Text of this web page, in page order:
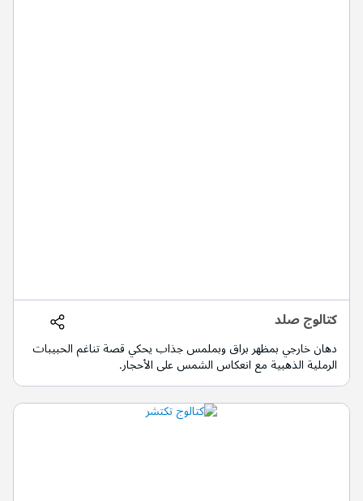
كتالوج صلد
دهان خارجي بمظهر براق وبملمس جذاب يحكي قصة تناغم الحبيبات
الرملية الذهبية مع انعكاس الشمس على الأحجار.